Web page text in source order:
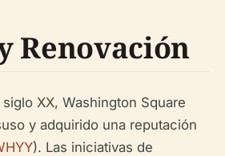
Renovación
XX, Washington Square
y adquirido una reputación
). Las iniciativas de